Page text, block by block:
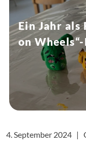
Ein Jahr
on
4. September 2024 |